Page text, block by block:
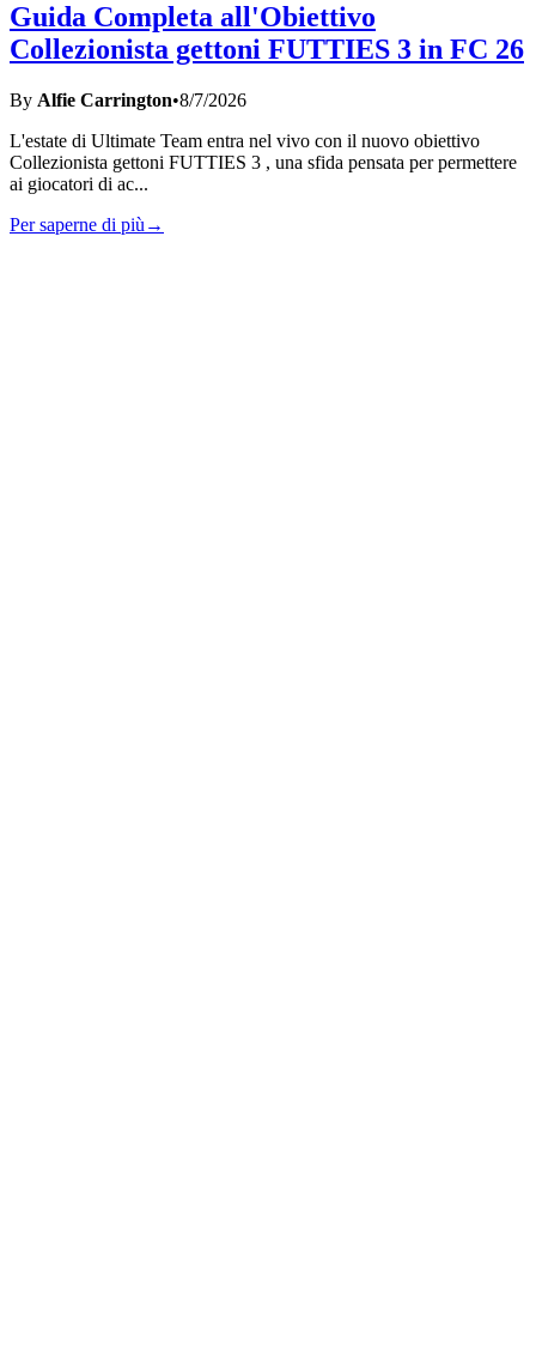
Guida Completa all'Obiettivo
Collezionista gettoni FUTTIES 3 in FC 26
By Alfie Carrington•8/7/2026
L'estate di Ultimate Team entra nel vivo con il nuovo obiettivo
Collezionista gettoni FUTTIES 3 , una sfida pensata per permettere
ai giocatori di ac...
Per saperne di più →